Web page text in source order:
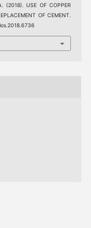
(2018). USE OF COPPER
OF CEMENT.